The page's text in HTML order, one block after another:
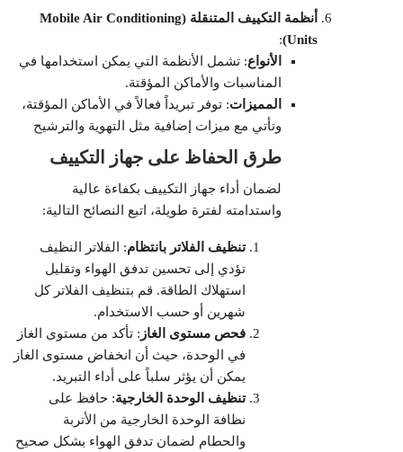
أنظمة التكييف المتنقلة (Mobile Air Conditioning
Units)
:
الأنواع: تشمل الأنظمة التي يمكن استخدامها في
المناسبات والأماكن المؤقتة.
المميزات: توفر تبريداً فعالاً في الأماكن المؤقتة،
وتأتي مع ميزات إضافية مثل التهوية والترشيح
طرق الحفاظ على جهاز التكييف
لضمان أداء جهاز التكييف بكفاءة عالية
واستدامته لفترة طويلة، اتبع النصائح التالية:
تنظيف الفلاتر بانتظام: الفلاتر النظيف
تؤدي إلى تحسين تدفق الهواء وتقليل
استهلاك الطاقة. قم بتنظيف الفلاتر كل
شهرين أو حسب الاستخدام.
فحص مستوى الغاز : تأكد من مستوى الغاز
في الوحدة، حيث أن انخفاض مستوى الغاز
يمكن أن يؤثر سلباً على أداء التبريد.
تنظيف الوحدة الخارجية: حافظ على
نظافة الوحدة الخارجية من الأتربة
والحطام لضمان تدفق الهواء بشكل صحيح